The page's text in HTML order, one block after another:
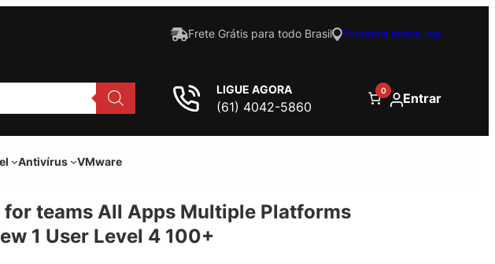
Frete Grátis para todo Brasil Encontre nossa loja
LIGUE AGORA
(61) 4042-5860
0 Entrar
Antivírus VMware
for teams All Apps Multiple Platforms
1 User Level 4 100+